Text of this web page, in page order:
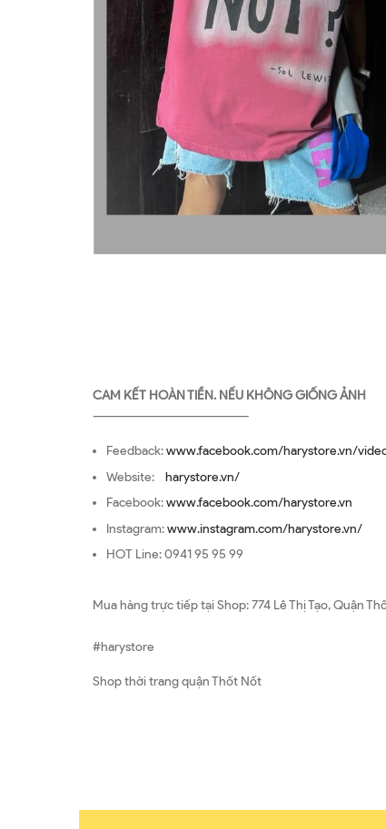
CAM KẾT HOÀN TIỀN. NẾU KHÔNG GIỐNG ẢNH
—————————————————
Feedback:www.facebook.com/harystore.vn/
Website: harystore.vn/
Facebook:www.facebook.com/harystore.vn
Instagram:www.instagram.com/harystore.vn/
HOT Line: 0941 95 95 99
Mua hàng trực tiếp tại Shop: 774 Lê Thị Tạo, Quận
#harystore
Shop thời trang quận Thốt Nốt